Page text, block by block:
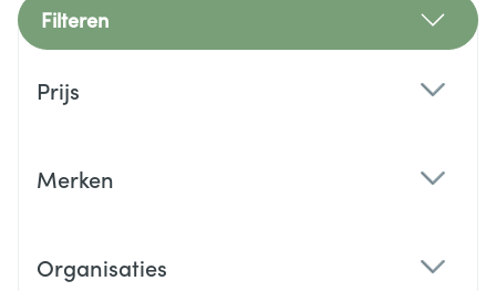
Filteren
Prijs
Merken
Organisaties